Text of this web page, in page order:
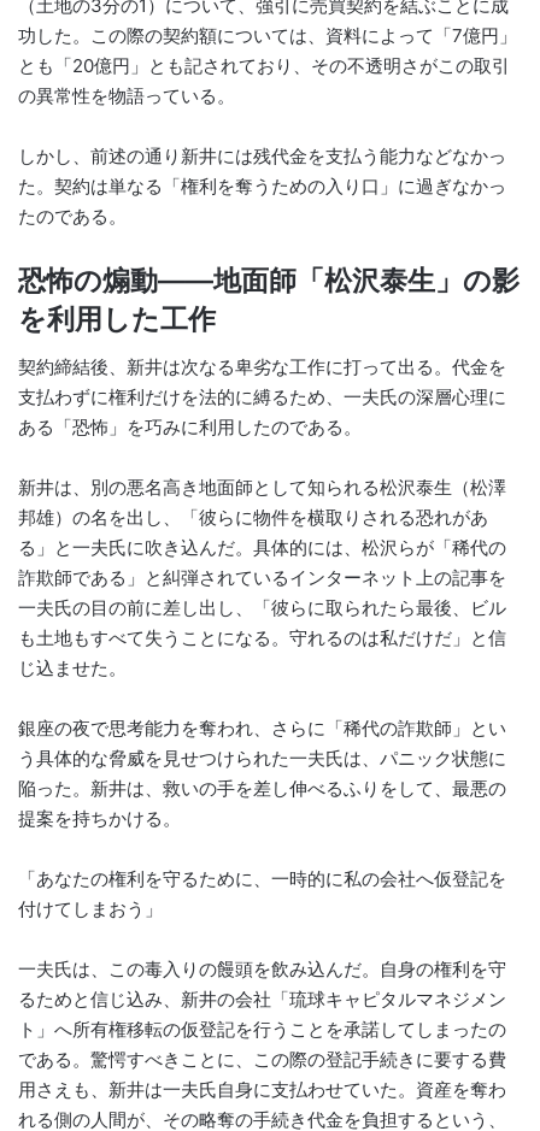
（土地の3分の1）について、強引に売買契約を結ぶことに成
功した。この際の契約額については、資料によって「7億円」
とも「20億円」とも記されており、その不透明さがこの取引
の異常性を物語っている。
しかし、前述の通り新井には残代金を支払う能力などなかっ
た。契約は単なる「権利を奪うための入り口」に過ぎなかっ
たのである。
恐怖の煽動――地面師「松沢泰生」の影
を利用した工作
契約締結後、新井は次なる卑劣な工作に打って出る。代金を
支払わずに権利だけを法的に縛るため、一夫氏の深層心理に
ある「恐怖」を巧みに利用したのである。
新井は、別の悪名高き地面師として知られる松沢泰生（松澤
邦雄）の名を出し、「彼らに物件を横取りされる恐れがあ
る」と一夫氏に吹き込んだ。具体的には、松沢らが「稀代の
詐欺師である」と糾弾されているインターネット上の記事を
一夫氏の目の前に差し出し、「彼らに取られたら最後、ビル
も土地もすべて失うことになる。守れるのは私だけだ」と信
じ込ませた。
銀座の夜で思考能力を奪われ、さらに「稀代の詐欺師」とい
う具体的な脅威を見せつけられた一夫氏は、パニック状態に
陥った。新井は、救いの手を差し伸べるふりをして、最悪の
提案を持ちかける。
「あなたの権利を守るために、一時的に私の会社へ仮登記を
付けてしまおう」
一夫氏は、この毒入りの饅頭を飲み込んだ。自身の権利を守
るためと信じ込み、新井の会社「琉球キャピタルマネジメン
ト」へ所有権移転の仮登記を行うことを承諾してしまったの
である。驚愕すべきことに、この際の登記手続きに要する費
用さえも、新井は一夫氏自身に支払わせていた。資産を奪わ
れる側の人間が、その略奪の手続き代金を負担するという、